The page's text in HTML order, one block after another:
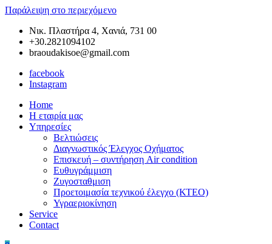
Παράλειψη στο περιεχόμενο
Νικ. Πλαστήρα 4, Χανιά, 731 00
+30.2821094102
braoudakisoe@gmail.com
facebook
Instagram
Braoudakis
Συνεργείο
Αυτοκινήτων
Ευθυγράμμιση
Ζυγοσταθμιση
Home
Η εταιρία μας
Υπηρεσίες
Βελτιώσεις
Διαγνωστικός Έλεγχος Οχήματος
Επισκευή – συντήρηση Air condition
Ευθυγράμμιση
Ζυγοσταθμιση
Προετοιμασία τεχνικού έλεγχο (ΚΤΕΟ)
Υγραεριοκίνηση
Service
Contact